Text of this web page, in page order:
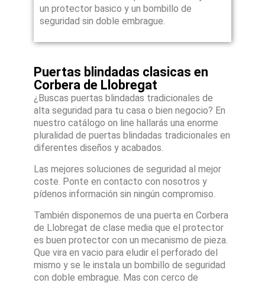
un protector basico y un bombillo de
seguridad sin doble embrague.
Puertas blindadas clasicas en
Corbera de Llobregat
¿Buscas puertas blindadas tradicionales de
alta seguridad para tu casa o bien negocio? En
nuestro catálogo on line hallarás una enorme
pluralidad de puertas blindadas tradicionales en
diferentes diseños y acabados.
Las mejores soluciones de seguridad al mejor
coste. Ponte en contacto con nosotros y
pídenos información sin ningún compromiso.
También disponemos de una puerta en Corbera
de Llobregat de clase media que el protector
es buen protector con un mecanismo de pieza.
Que vira en vacio para eludir el perforado del
mismo y se le instala un bombillo de seguridad
con doble embrague. Mas con cerco de